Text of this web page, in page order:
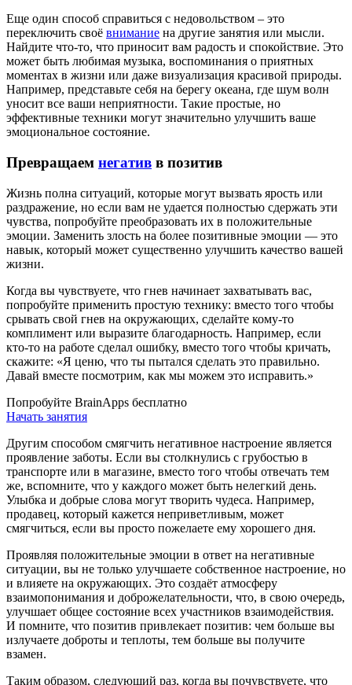
Еще один способ справиться с недовольством – это
переключить своё внимание на другие занятия или мысли.
Найдите что-то, что приносит вам радость и спокойствие. Это
может быть любимая музыка, воспоминания о приятных
моментах в жизни или даже визуализация красивой природы.
Например, представьте себя на берегу океана, где шум волн
уносит все ваши неприятности. Такие простые, но
эффективные техники могут значительно улучшить ваше
эмоциональное состояние.
Превращаем негатив в позитив
Жизнь полна ситуаций, которые могут вызвать ярость или
раздражение, но если вам не удается полностью сдержать эти
чувства, попробуйте преобразовать их в положительные
эмоции. Заменить злость на более позитивные эмоции — это
навык, который может существенно улучшить качество вашей
жизни.
Когда вы чувствуете, что гнев начинает захватывать вас,
попробуйте применить простую технику: вместо того чтобы
срывать свой гнев на окружающих, сделайте кому-то
комплимент или выразите благодарность. Например, если
кто-то на работе сделал ошибку, вместо того чтобы кричать,
скажите: «Я ценю, что ты пытался сделать это правильно.
Давай вместе посмотрим, как мы можем это исправить.»
Попробуйте BrainApps бесплатно
Начать занятия
Другим способом смягчить негативное настроение является
проявление заботы. Если вы столкнулись с грубостью в
транспорте или в магазине, вместо того чтобы отвечать тем
же, вспомните, что у каждого может быть нелегкий день.
Улыбка и добрые слова могут творить чудеса. Например,
продавец, который кажется неприветливым, может
смягчиться, если вы просто пожелаете ему хорошего дня.
Проявляя положительные эмоции в ответ на негативные
ситуации, вы не только улучшаете собственное настроение, но
и влияете на окружающих. Это создаёт атмосферу
взаимопонимания и доброжелательности, что, в свою очередь,
улучшает общее состояние всех участников взаимодействия.
И помните, что позитив привлекает позитив: чем больше вы
излучаете доброты и теплоты, тем больше вы получите
взамен.
Таким образом, следующий раз, когда вы почувствуете, что